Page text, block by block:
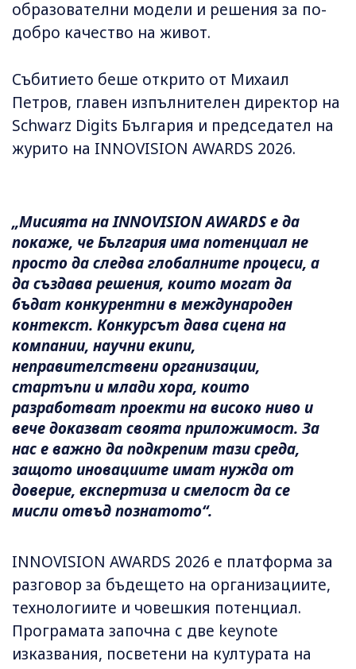
образователни модели и решения за по-
добро качество на живот.
Събитието беше открито от Михаил
Петров, главен изпълнителен директор на
Schwarz Digits България и председател на
журито на INNOVISION AWARDS 2026.
„Мисията на INNOVISION AWARDS е да
покаже, че България има потенциал не
просто да следва глобалните процеси, а
да създава решения, които могат да
бъдат конкурентни в международен
контекст. Конкурсът дава сцена на
компании, научни екипи,
неправителствени организации,
стартъпи и млади хора, които
разработват проекти на високо ниво и
вече доказват своята приложимост. За
нас е важно да подкрепим тази среда,
защото иновациите имат нужда от
доверие, експертиза и смелост да се
мисли отвъд познатото“.
INNOVISION AWARDS 2026 е платформа за
разговор за бъдещето на организациите,
технологиите и човешкия потенциал.
Програмата започна с две keynote
изказвания, посветени на културата на